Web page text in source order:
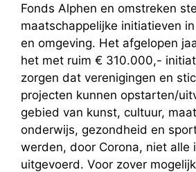
Fonds Alphen en omstreken
maatschappelijke initiatieven
en omgeving. Het afgelopen
het met ruim € 310.000,-
zorgen dat verenigingen en
projecten kunnen opstarten/
gebied van kunst, cultuur,
onderwijs, gezondheid en
werden, door Corona, niet alle
uitgevoerd. Voor zover